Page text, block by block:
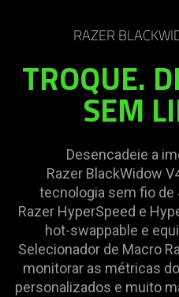
RAZER
TROQUE.
SEM
Desencadeie a
Razer BlackWidow
tecnologia sem fio de
Razer HyperSpeed e
hot-swappable e
Selecionador de Macro
monitorar as métricas
personalizados e muito